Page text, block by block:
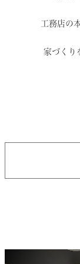
工務店の
家づくり